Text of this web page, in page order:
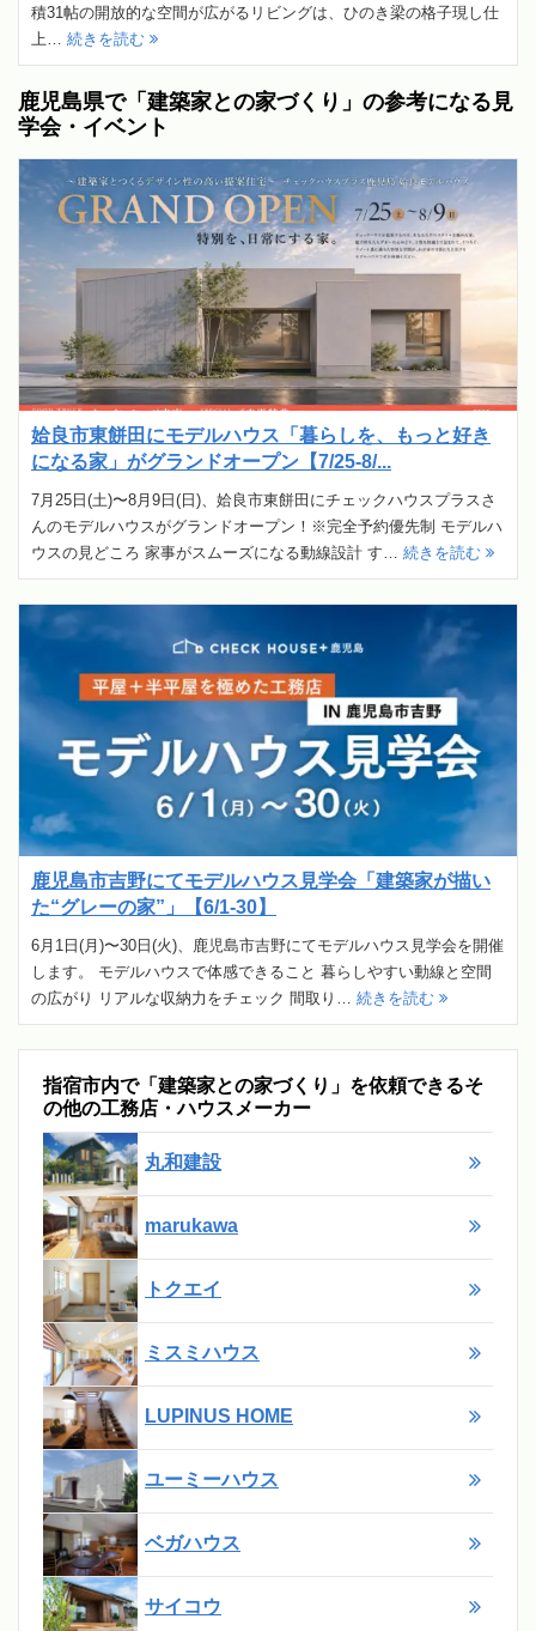
積31帖の開放的な空間が広がるリビングは、ひのき梁の格子現し仕
上… 続きを読む
鹿児島県で「建築家との家づくり」の参考になる見
学会・イベント
姶良市東餅田にモデルハウス「暮らしを、もっと好き
になる家」がグランドオープン【7/25-8/...
7月25日(土)〜8月9日(日)、姶良市東餅田にチェックハウスプラスさ
んのモデルハウスがグランドオープン！※完全予約優先制 モデルハ
ウスの見どころ 家事がスムーズになる動線設計 す… 続きを読む
鹿児島市吉野にてモデルハウス見学会「建築家が描い
た“グレーの家”」【6/1-30】
6月1日(月)〜30日(火)、鹿児島市吉野にてモデルハウス見学会を開催
します。 モデルハウスで体感できること 暮らしやすい動線と空間
の広がり リアルな収納力をチェック 間取り… 続きを読む
指宿市内で「建築家との家づくり」を依頼できるそ
の他の工務店・ハウスメーカー
丸和建設
marukawa
トクエイ
ミスミハウス
LUPINUS HOME
ユーミーハウス
ベガハウス
サイコウ